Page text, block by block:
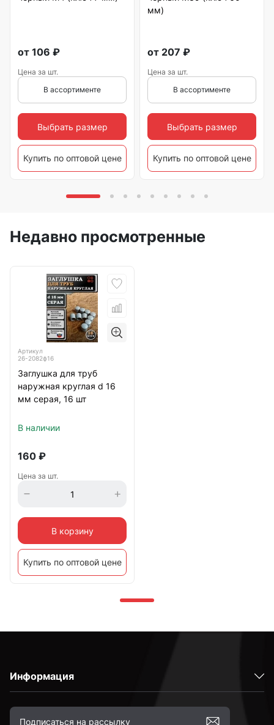
от 106 ₽
Цена за шт.
В ассортименте
Выбрать размер
Купить по оптовой цене
мм)
от 207 ₽
Цена за шт.
В ассортименте
Выбрать размер
Купить по оптовой цене
Недавно просмотренные
Артикул
26-2082ф16
Заглушка для труб
наружная круглая d 16
мм серая, 16 шт
В наличии
160 ₽
Цена за шт.
В корзину
Купить по оптовой цене
Информация